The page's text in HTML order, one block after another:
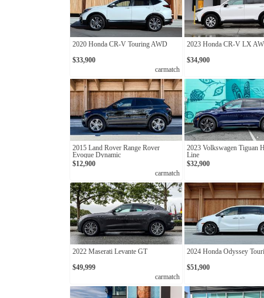
2020 Honda CR-V Touring AWD
$33,900
carmatch
2023 Honda CR-V LX
$34,900
2015 Land Rover Range Rover
Evoque Dynamic
$12,900
carmatch
2023 Volkswagen Tiguan
Line
$32,900
2022 Maserati Levante GT
$49,999
carmatch
2024 Honda Odyssey
$51,900